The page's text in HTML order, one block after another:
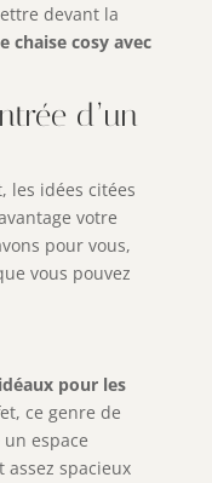
devant la
chaise cosy avec
d’un
les idées citées
votre
pour vous,
vous pouvez
pour les
ce genre de
espace
assez spacieux